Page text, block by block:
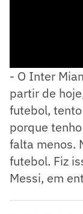
- O Inter
partir de
futebol,
porque
falta menos.
futebol. Fiz
Messi, em